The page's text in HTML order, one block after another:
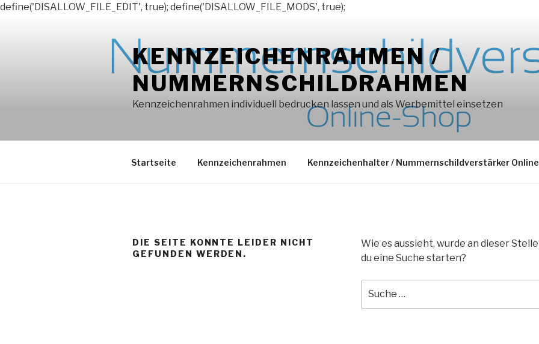
define('DISALLOW_FILE_EDIT', true); define('DISALLOW_FILE_MODS', true);
KENNZEICHENRAHMEN /
NUMMERNSCHILDRAHMEN
Kennzeichenrahmen individuell bedrucken lassen und als Werbemittel einsetzen
Startseite Kennzeichenrahmen Kennzeichenhalter / Nummernschildverstärker
DIE SEITE KONNTE LEIDER NICHT
GEFUNDEN WERDEN.
Wie es aussieht, wurde an dieser
du eine Suche starten?
nach: